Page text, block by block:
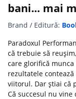
bani... mai
Brand / Editură:
Paradoxul
că trebuie să
care glorifică
rezultatele
viitorul. Dar știai că
Că succesul nu